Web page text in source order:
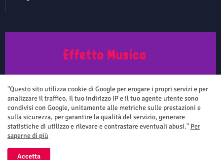
aggiornato senza nessuna periodicità. Non può pertanto considerarsi
un prodotto editoriale ai sensi della legge n.62 del 7.03.2001
Home
"Questo sito utilizza cookie di Google per erogare i propri servizi e per
analizzare il traffico. Il tuo indirizzo IP e il tuo agente utente sono
condivisi con Google, unitamente alle metriche sulle prestazioni e
sulla sicurezza, per garantire la qualità del servizio, generare
statistiche di utilizzo e rilevare e contrastare eventuali abusi." Per
saperne di più
Accetta